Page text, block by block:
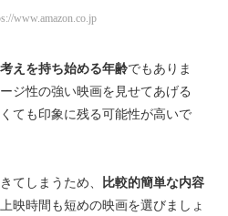
www.amazon.co.jp
えを持ち始める年齢でもありま
ジ性の強い映画を見せてあげる
ても印象に残る可能性が高いで
てしまうため、
比較的簡単な内容
上映時間も短めの映画を選びましょ